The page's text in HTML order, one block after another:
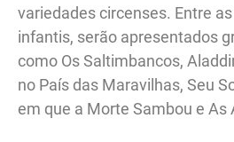
variedades circenses. Entre
infantis, serão apresentados
como Os Saltimbancos,
no País das Maravilhas, Seu
em que a Morte Sambou e As